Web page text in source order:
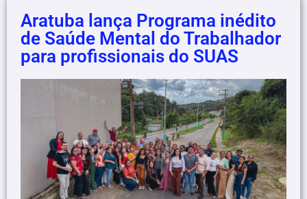
Aratuba lança Programa inédito
de Saúde Mental do Trabalhador
para profissionais do SUAS